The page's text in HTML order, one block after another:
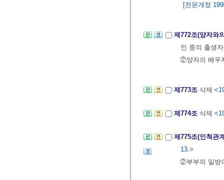
[전문개정
제772조(양자와
인 중의 출생
②양자의 배우
제773조 삭제
제774조 삭제
제775조(인척관
13.>
②부부의 일방